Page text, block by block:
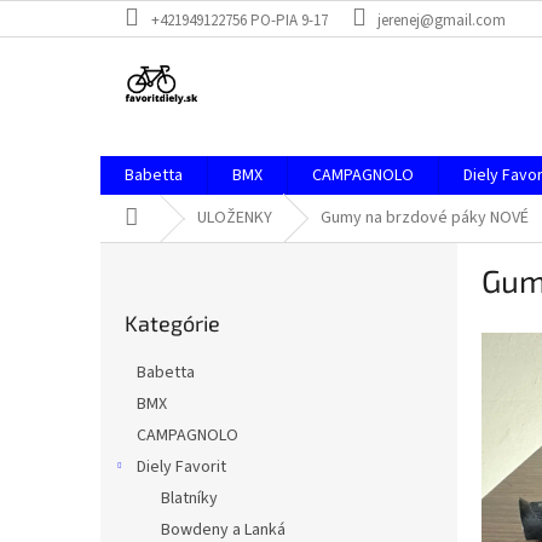
na
+421949122756 PO-PIA 9-17 jerenej@gmail.com
Babetta BMX CAMPAGNOLO Diely
DomovULOŽENKY Gumy na brzdové páky NOVÉ
kategórie
Kategórie
Babetta
BMX
CAMPAGNOLO
Diely Favorit
Blatníky
Bowdeny a Lanká